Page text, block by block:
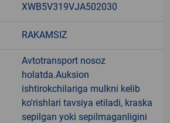
XWB5V319VJA502030
RAKAMSIZ
Avtotransport nosoz
holatda.Auksion
ishtirokchilariga mulkni kelib
ko'rishlari tavsiya etiladi, kraska
sepilgan yoki sepilmaganligini